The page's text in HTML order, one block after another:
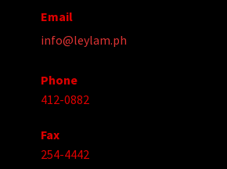
Email
info@leylam.ph
Phone
412-0882
Fax
254-4442